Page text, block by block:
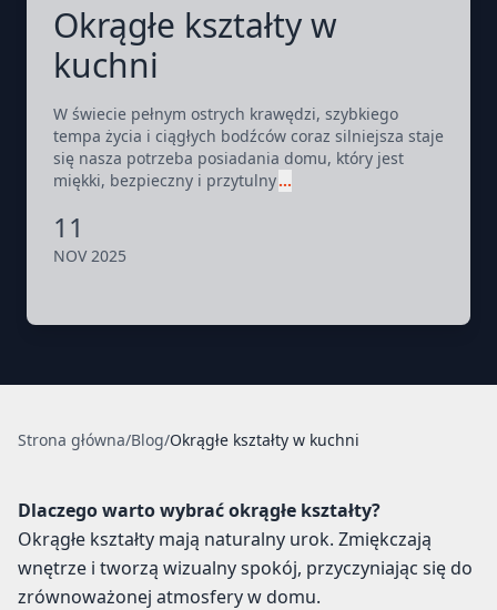
Okrągłe kształty w
kuchni
W świecie pełnym ostrych krawędzi, szybkiego
tempa życia i ciągłych bodźców coraz silniejsza staje
się nasza potrzeba posiadania domu, który jest
miękki, bezpieczny i przytulny…
11
NOV 2025
Strona główna/Blog/Okrągłe kształty w kuchni
Dlaczego warto wybrać okrągłe kształty?
Okrągłe kształty mają naturalny urok. Zmiękczają
wnętrze i tworzą wizualny spokój, przyczyniając się do
zrównoważonej atmosfery w domu.